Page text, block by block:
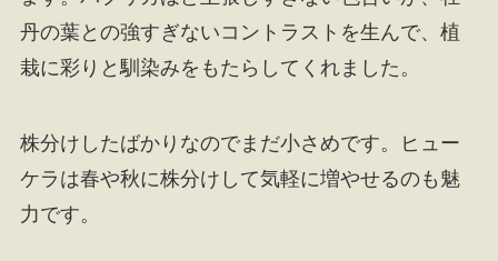
丹の葉との強すぎないコントラストを生んで、植
栽に彩りと馴染みをもたらしてくれました。
株分けしたばかりなのでまだ小さめです。ヒュー
ケラは春や秋に株分けして気軽に増やせるのも魅
力です。